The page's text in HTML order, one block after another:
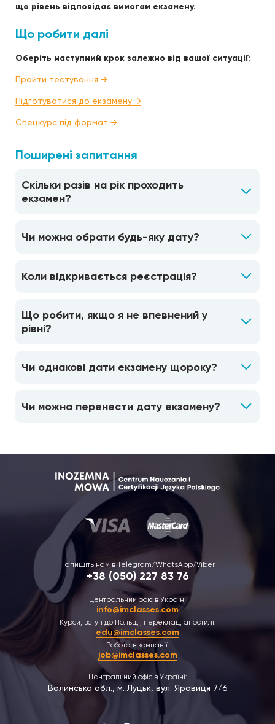
що рівень відповідає вимогам екзамену.
Що робити далі
Оберіть наступний крок залежно від вашої ситуації:
Пройти тестування →
Підготуватися до екзамену →
Спецкурс під формат →
Поширені запитання
Скільки разів на рік проходить
екзамен?
Чи можна обрати будь-яку дату?
Коли відкривається реєстрація?
Що робити, якщо я не впевнений у
рівні?
Чи однакові дати екзамену щороку?
Чи можна перенести дату екзамену?
Напишіть нам в Telegram/WhatsApp/Viber
+38 (050) 227 83 76
Центральний офіс в Україні
info@imclasses.com
Курси, вступ до Польщі, переклад, апостилі:
edu@imclasses.com
Робота в компанії:
job@imclasses.com
Центральний офіс в Україні:
Волинська обл., м. Луцьк, вул. Яровиця 7/6